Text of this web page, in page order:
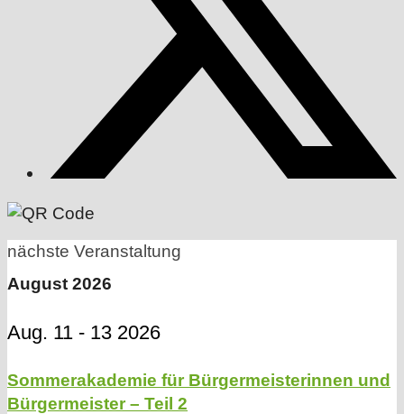
nächste Veranstaltung
August 2026
Aug. 11 - 13 2026
Sommerakademie für Bürgermeisterinnen und
Bürgermeister – Teil 2